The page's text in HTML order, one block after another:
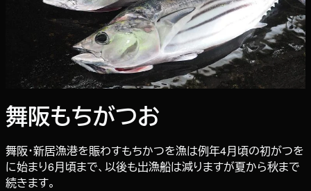
舞阪もちがつお
舞阪・新居漁港を賑わすもちかつを漁は例年4月頃の初がつを
に始まり6月頃まで、以後も出漁船は減りますが夏から秋まで
続きます。